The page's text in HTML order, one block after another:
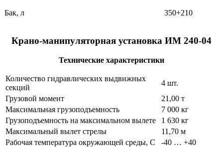
Бак, л 350+210
Крано-манипуляторная установка ИМ 240-04
Технические характеристики
Количество гидравлических выдвижных
секций
4 шт.
Грузовой момент
21,00 т
Максимальная грузоподъемность
7 000 кг
Грузоподъемность на максимальном вылете
1 630 кг
Максимальный вылет стрелы
11,70 м
Рабочая температура окружающей среды, С
-40 … +40